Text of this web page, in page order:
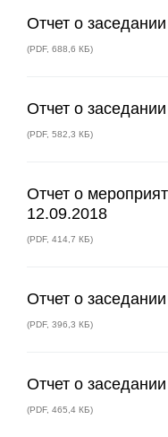
Отчет о
(PDF, 688,6 КБ)
Отчет о
(PDF, 582,3 КБ)
Отчет о
12.09.2018
(PDF, 414,7 КБ)
Отчет о
(PDF, 396,3 КБ)
Отчет о
(PDF, 465,4 КБ)